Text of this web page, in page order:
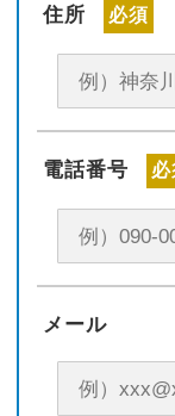
住所 必須
電話番号 必
メール